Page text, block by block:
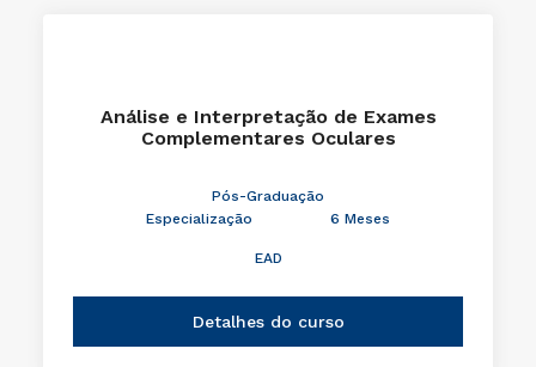
Análise e Interpretação de Exames
Complementares Oculares
Pós-Graduação
Especialização
6 Meses
EAD
Detalhes do curso